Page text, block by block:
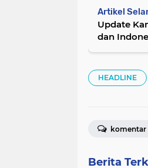
Artikel
Update
dan
HEADLINE
komentar
Berita